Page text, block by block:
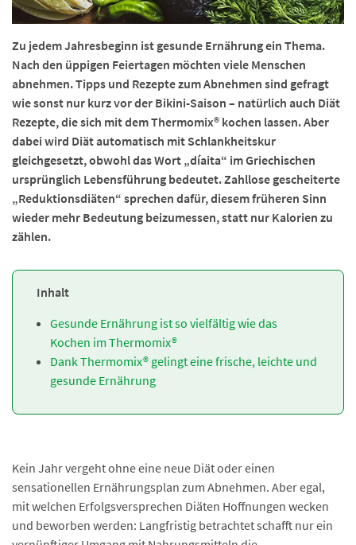
Zu jedem Jahresbeginn ist gesunde Ernährung ein Thema.
Nach den üppigen Feiertagen möchten viele Menschen
abnehmen. Tipps und Rezepte zum Abnehmen sind gefragt
wie sonst nur kurz vor der Bikini-Saison – natürlich auch Diät
Rezepte, die sich mit dem Thermomix® kochen lassen. Aber
dabei wird Diät automatisch mit Schlankheitskur
gleichgesetzt, obwohl das Wort „díaita“ im Griechischen
ursprünglich Lebensführung bedeutet. Zahllose gescheiterte
„Reduktionsdiäten“ sprechen dafür, diesem früheren Sinn
wieder mehr Bedeutung beizumessen, statt nur Kalorien zu
zählen.
Inhalt
Gesunde Ernährung ist so vielfältig wie das
Kochen im Thermomix®
Dank Thermomix® gelingt eine frische, leichte und
gesunde Ernährung
Kein Jahr vergeht ohne eine neue Diät oder einen
sensationellen Ernährungsplan zum Abnehmen. Aber egal,
mit welchen Erfolgsversprechen Diäten Hoffnungen wecken
und beworben werden: Langfristig betrachtet schafft nur ein